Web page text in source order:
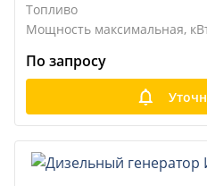
Топливо
Мощность максимальная,
По запросу